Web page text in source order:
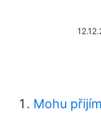
Mohu